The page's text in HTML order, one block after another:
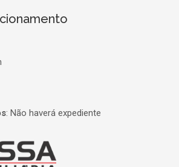
: Não haverá expediente